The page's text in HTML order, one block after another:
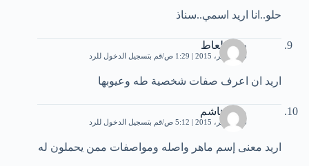
حلو..انا اريد اسمي..سناذ
طه زلعاط
26 نوفمبر، 2015 | 1:29 ص قم بتسجيل الدخول للرد
اريد ان اعرف صفات شخصية طه وعيوبها
ماهرهاشم
26 نوفمبر، 2015 | 5:12 ص قم بتسجيل الدخول للرد
اريد معنى إسم ماهر واصله ومواصفات ممن يحملون له